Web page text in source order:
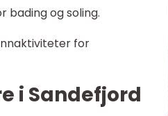
bading og soling.
for
i Sandefjord